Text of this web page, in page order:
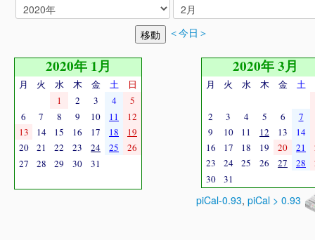
＜今日＞
2020年 1月
月 火 水 木 金 土
日
1
2 3 4
5
6
7 8 9 10 11
12
13
14 15 16 17 18
19
20
21 22 23 24 25
26
27
28 29 30 31
2020年 3月
月 火 水 木 金 土
2 3 4 5 6
7
9
10 11 12 13 14
16
17 18 19 20 21
23
24 25 26 27 28
30
31
piCal-0.93, piCal > 0.93